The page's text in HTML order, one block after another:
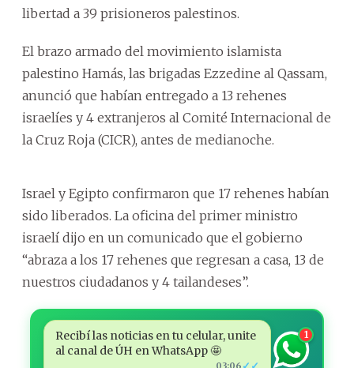
libertad a 39 prisioneros palestinos.
El brazo armado del movimiento islamista
palestino Hamás, las brigadas Ezzedine al Qassam,
anunció que habían entregado a 13 rehenes
israelíes y 4 extranjeros al Comité Internacional de
la Cruz Roja (CICR), antes de medianoche.
Israel y Egipto confirmaron que 17 rehenes habían
sido liberados. La oficina del primer ministro
israelí dijo en un comunicado que el gobierno
“abraza a los 17 rehenes que regresan a casa, 13 de
nuestros ciudadanos y 4 tailandeses”.
Recibí las noticias en tu celular, unite
al canal de ÚH en WhatsApp 🤩
03:06
1